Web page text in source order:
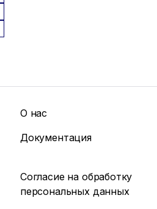
О нас
Документация
Согласие на обработку
персональных данных